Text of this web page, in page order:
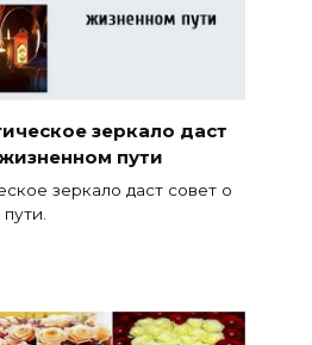
зеркало даст
пути
зеркало даст совет о